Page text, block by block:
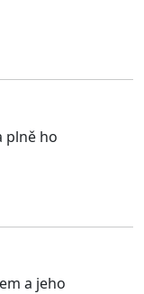
plně ho
a jeho